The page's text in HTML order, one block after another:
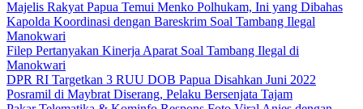
Majelis Rakyat Papua Temui Menko Polhukam, Ini yang Dibahas
Kapolda Koordinasi dengan Bareskrim Soal Tambang Ilegal
Manokwari
Filep Pertanyakan Kinerja Aparat Soal Tambang Ilegal di
Manokwari
DPR RI Targetkan 3 RUU DOB Papua Disahkan Juni 2022
Posramil di Maybrat Diserang, Pelaku Bersenjata Tajam